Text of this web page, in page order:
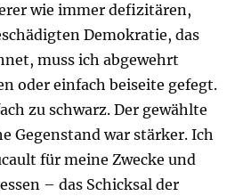
wie immer defizitären,
Demokratie, das
muss ich abgewehrt
oder einfach beiseite gefegt.
zu schwarz. Der gewählte
Gegenstand war stärker. Ich
für meine Zwecke und
– das Schicksal der